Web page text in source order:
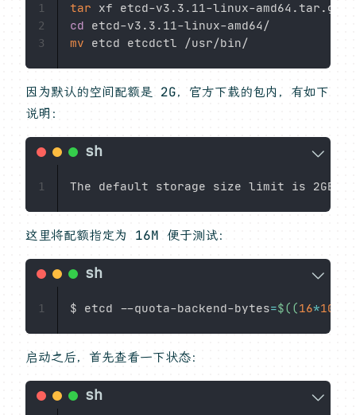
tar
cd
mv
1
2
3
因为默认的空间配额是 2G，官方下载的包内，有如下
说明：
The default storage size limit is 2GB,
1
这里将配额指定为 16M 便于测试：
$ etcd --quota-backend-bytes=$((16*1024
1
启动之后，首先查看一下状态：